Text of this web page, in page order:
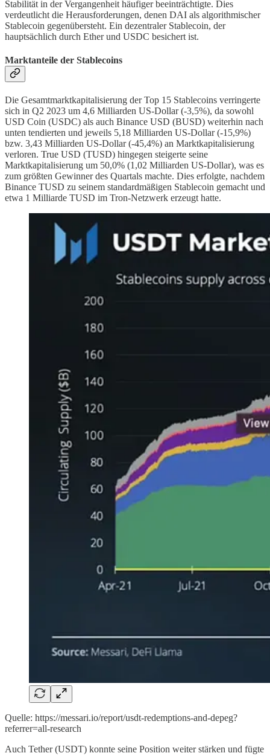
Stabilität in der Vergangenheit häufiger beeinträchtigte. Dies
verdeutlicht die Herausforderungen, denen DAI als algorithmischer
Stablecoin gegenübersteht. Ein dezentraler Stablecoin, der
hauptsächlich durch Ether und USDC besichert ist.
Marktanteile der Stablecoins
Die Gesamtmarktkapitalisierung der Top 15 Stablecoins verringerte
sich in Q2 2023 um 4,6 Milliarden US-Dollar (-3,5%), da sowohl
USD Coin (USDC) als auch Binance USD (BUSD) weiterhin nach
unten tendierten und jeweils 5,18 Milliarden US-Dollar (-15,9%)
bzw. 3,43 Milliarden US-Dollar (-45,4%) an Marktkapitalisierung
verloren. True USD (TUSD) hingegen steigerte seine
Marktkapitalisierung um 50,0% (1,02 Milliarden US-Dollar), was es
zum größten Gewinner des Quartals machte. Dies erfolgte, nachdem
Binance TUSD zu seinem standardmäßigen Stablecoin gemacht und
etwa 1 Milliarde TUSD im Tron-Netzwerk erzeugt hatte.
Quelle: https://messari.io/report/usdt-redemptions-and-depeg?
referrer=all-research
Auch Tether (USDT) konnte seine Position weiter stärken und fügte